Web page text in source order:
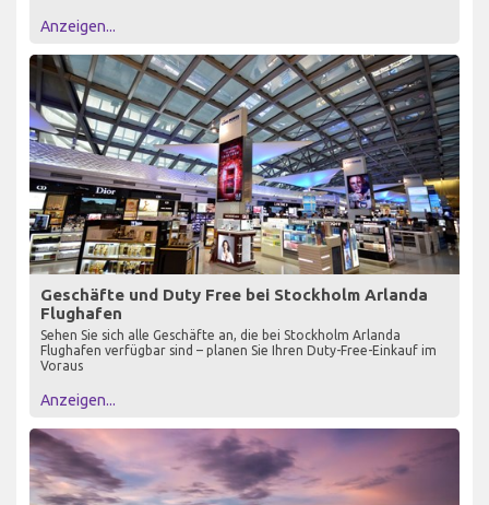
Anzeigen...
Geschäfte und Duty Free bei Stockholm Arlanda
Flughafen
Sehen Sie sich alle Geschäfte an, die bei Stockholm Arlanda
Flughafen verfügbar sind – planen Sie Ihren Duty-Free-Einkauf im
Voraus
Anzeigen...